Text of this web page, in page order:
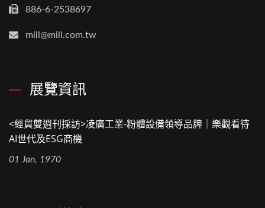
886-6-2538697
mill@mill.com.tw
展覽資訊
<經貿雙週刊採訪>凌廣工業-粉體設備領導品牌｜樂觀看待
AI世代及ESG商機
01 Jan, 1970